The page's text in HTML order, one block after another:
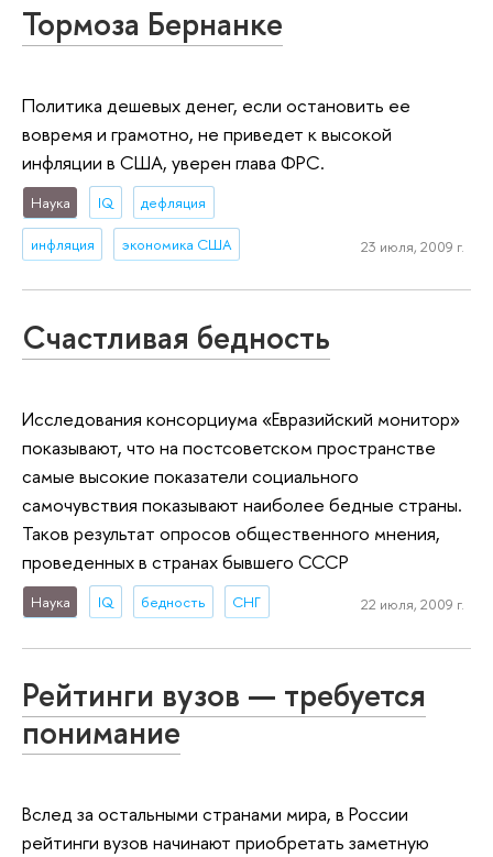
Тормоза Бернанке
Политика дешевых денег, если остановить ее
вовремя и грамотно, не приведет к высокой
инфляции в США, уверен глава ФРС.
Наука IQ дефляция
инфляция экономика США 23 июля, 2009 г.
Счастливая бедность
Исследования консорциума «Евразийский монитор»
показывают, что на постсоветском пространстве
самые высокие показатели социального
самочувствия показывают наиболее бедные страны.
Таков результат опросов общественного мнения,
проведенных в странах бывшего СССР
Наука IQ бедность СНГ 22 июля, 2009 г.
Рейтинги вузов — требуется
понимание
Вслед за остальными странами мира, в России
рейтинги вузов начинают приобретать заметную